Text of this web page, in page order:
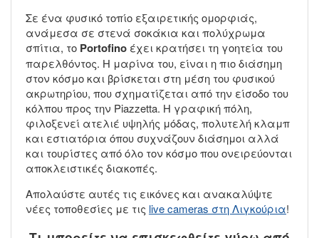
Σε ένα φυσικό τοπίο εξαιρετικής ομορφιάς,
ανάμεσα σε στενά σοκάκια και πολύχρωμα
σπίτια, το Portofino έχει κρατήσει τη γοητεία του
παρελθόντος. Η μαρίνα του, είναι η πιο διάσημη
στον κόσμο και βρίσκεται στη μέση του φυσικού
ακρωτηρίου, που σχηματίζεται από την είσοδο του
κόλπου προς την Piazzetta. Η γραφική πόλη,
φιλοξενεί ατελιέ υψηλής μόδας, πολυτελή κλαμπ
και εστιατόρια όπου συχνάζουν διάσημοι αλλά
και τουρίστες από όλο τον κόσμο που ονειρεύονται
αποκλειστικές διακοπές.
Απολαύστε αυτές τις εικόνες και ανακαλύψτε
νέες τοποθεσίες με τις live cameras στη Λιγκούρια!